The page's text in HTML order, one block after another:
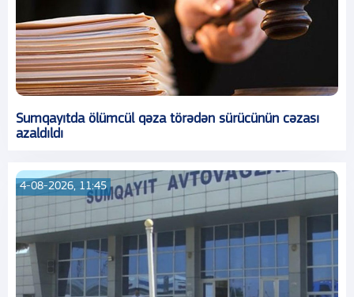
Sumqayıtda ölümcül qəza törədən sürücünün cəzası
azaldıldı
4-08-2026, 11:45